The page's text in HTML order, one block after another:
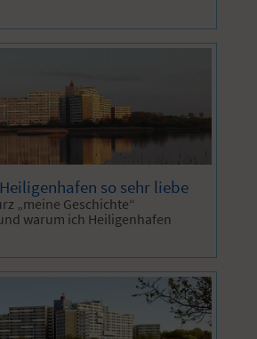
so sehr liebe
„meine Geschichte“
warum ich Heiligenhafen